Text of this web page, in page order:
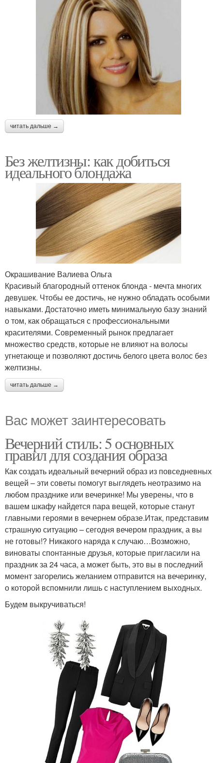
читать дальше →
Без желтизны: как добиться
идеального блондажа
Окрашивание Валиева Ольга
Красивый благородный оттенок блонда - мечта многих
девушек. Чтобы ее достичь, не нужно обладать особыми
навыками. Достаточно иметь минимальную базу знаний
о том, как обращаться с профессиональными
красителями. Современный рынок предлагает
множество средств, которые не влияют на волосы
угнетающе и позволяют достичь белого цвета волос без
желтизны.
читать дальше →
Вас может заинтересовать
Вечерний стиль: 5 основных
правил для создания образа
Как создать идеальный вечерний образ из повседневных
вещей – эти советы помогут выглядеть неотразимо на
любом празднике или вечеринке! Мы уверены, что в
вашем шкафу найдется пара вещей, которые станут
главными героями в вечернем образе.Итак, представим
страшную ситуацию – сегодня вечером праздник, а вы
не готовы!? Никакого наряда к случаю…Возможно,
виноваты спонтанные друзья, которые пригласили на
праздник за 24 часа, а может быть, это вы в последний
момент загорелись желанием отправится на вечеринку,
о которой вспомнили лишь с наступлением выходных.
Будем выкручиваться!